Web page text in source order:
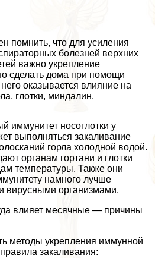
помнить, что для усиления
болезней верхних
важно укрепление
сделать дома при помощи
оказывается влияние на
глотки, миндалин.
иммунитет носоглотки у
выполняться закаливание
горла холодной водой.
органам гортани и глотки
температуры. Также они
намного лучше
вирусными организмами.
влияет мecячные — причины
методы укрепления иммунной
закаливания: